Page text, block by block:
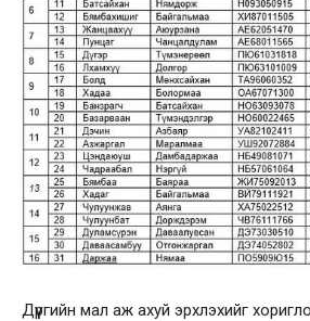
Дүүргийн мал аж ахуй эрхлэхийг